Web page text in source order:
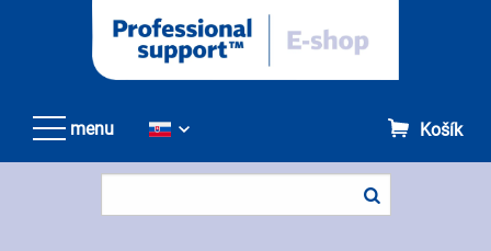
menu
Košík